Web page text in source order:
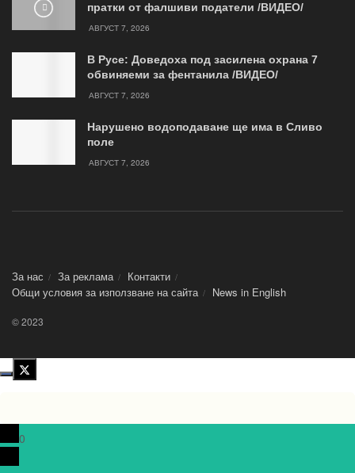
пратки от фалшиви податели /ВИДЕО/
АВГУСТ 7, 2026
В Русе: Доведоха под засилена охрана 7
обвиняеми за фентанила /ВИДЕО/
АВГУСТ 7, 2026
Нарушено водоподаване ще има в Сливо
поле
АВГУСТ 7, 2026
За нас За реклама
Контакти
Общи условия за използване на сайта
News in Еnglish
© 2023
0